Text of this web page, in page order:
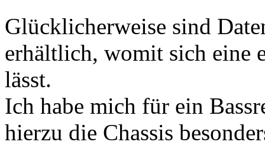
Glücklicherweise sind
erhältlich, womit sich eine
lässt.
Ich habe mich für ein
hierzu die Chassis